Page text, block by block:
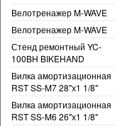
Велотренажер M-WAVE
Велотренажер M-WAVE
Стенд ремонтный YC-
100BH BIKEHAND
Вилка амортизационная
RST SS-M7 28"х1 1/8"
Вилка амортизационная
RST SS-M6 26"х1 1/8"